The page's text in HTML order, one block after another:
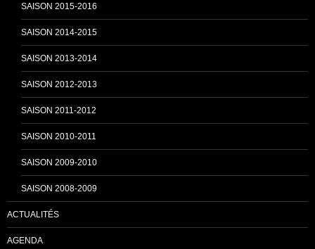
n
SAISON 2015-2016
SAISON 2014-2015
SAISON 2013-2014
SAISON 2012-2013
SAISON 2011-2012
SAISON 2010-2011
SAISON 2009-2010
SAISON 2008-2009
ACTUALITÉS
AGENDA